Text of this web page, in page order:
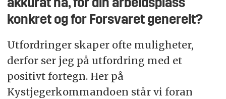
akkurat nå, for din arbeidsplass
konkret og for Forsvaret generelt?
Utfordringer skaper ofte muligheter,
derfor ser jeg på utfordring med et
positivt fortegn. Her på
Kystjegerkommandoen står vi foran